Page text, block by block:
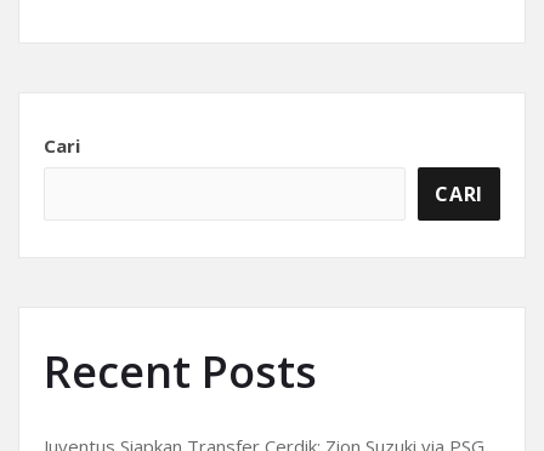
Cari
CARI
Recent Posts
Juventus Siapkan Transfer Cerdik: Zion Suzuki via PSG,